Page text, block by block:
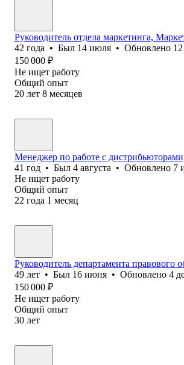
Руководитель отдела маркетинга,
42 года • Был 14 июля • Обновлено
150 000 ₽
Не ищет работу
Общий опыт
20 лет 8 месяцев
Менеджер по работе с дистрибьюторами
41 год • Был 4 августа • Обновлено 7
Не ищет работу
Общий опыт
22 года 1 месяц
Руководитель департамента правового
49 лет • Был 16 июня • Обновлено 4
150 000 ₽
Не ищет работу
Общий опыт
30 лет